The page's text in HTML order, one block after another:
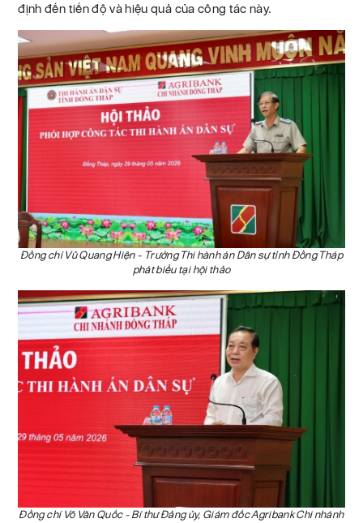
định đến tiến độ và hiệu quả của công tác này.
Đồng chí Vũ Quang Hiện - Trưởng Thi hành án Dân sự tỉnh Đồng Tháp
phát biểu tại hội thảo
Đồng chí Võ Văn Quốc - Bí thư Đảng ủy, Giám đốc Agribank Chi nhánh